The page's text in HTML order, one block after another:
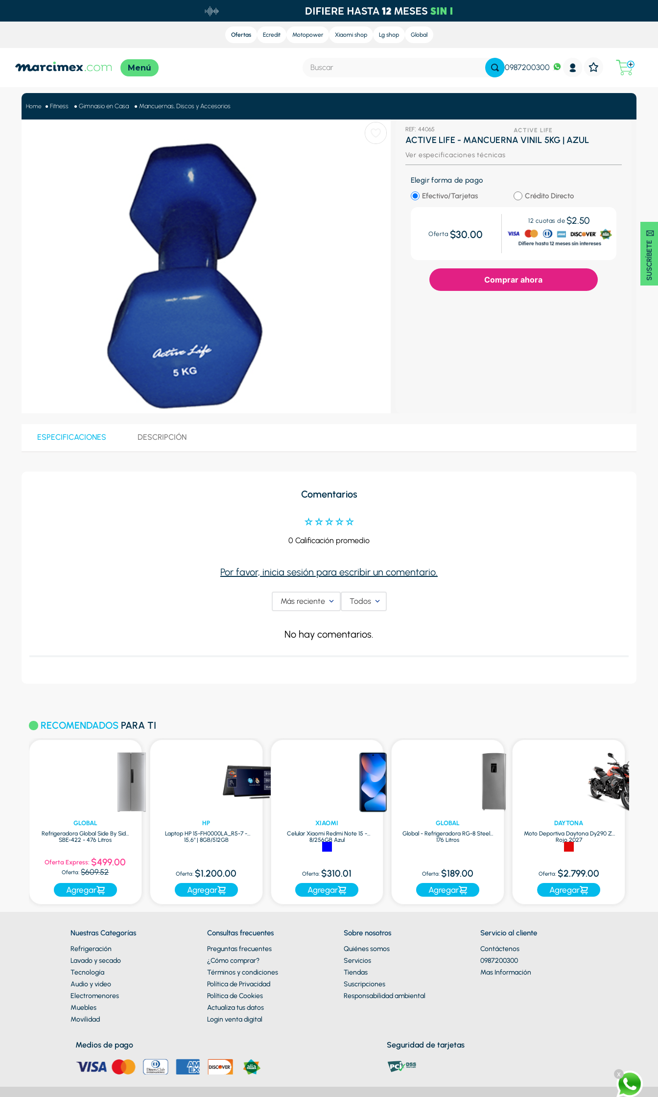
Ofertas Ecredit Motopower Xiaomi shop Lg shop Global
0987200300
SUSCRÍBETE 🖂
x
Fitness Gimnasio en Casa Mancuernas, Discos y Accesorios
: 44065 ACTIVE LIFE
ACTIVE LIFE - MANCUERNA VINIL 5KG | AZUL
Ver especificaciones técnicas
Elegir forma de pago
Efectivo/Tarjetas
Crédito Directo
Oferta $30.00
12 cuotas de $2.50
Comprar ahora
ESPECIFICACIONES DESCRIPCIÓN
Comentarios
☆☆☆☆☆
0 Calificación promedio
Por favor, inicia sesión para escribir un comentario.
Más reciente Todos
No hay comentarios.
RECOMENDADOS PARA TI
GLOBAL
Refrigeradora Global Side By Side
SBE-422 - 476 Litros
Oferta Express: $499.00
Oferta: $609.52
Agregar
HP
Laptop HP 15-FH0000LA_R5-7 -
15,6" | 8GB/512GB
Oferta: $1.200.00
Agregar
XIAOMI
Celular Xiaomi Redmi Note 15 -
8/256GB Azul
Oferta: $310.01
Agregar
GLOBAL
Global - Refrigeradora RG-8 Steel |
176 Litros
Oferta: $189.00
Agregar
DAYTONA
Moto Deportiva Daytona Dy290 Zr
Rojo 2027
Oferta: $2.799.00
Agregar
Nuestras Categorías
Refrigeración
Lavado y secado
Tecnología
Audio y video
Electromenores
Muebles
Movilidad
Consultas frecuentes
Preguntas frecuentes
¿Cómo comprar?
Términos y condiciones
Política de Privacidad
Política de Cookies
Actualiza tus datos
Login venta digital
Sobre nosotros
Quiénes somos
Servicios
Tiendas
Suscripciones
Responsabilidad ambiental
Servicio al cliente
Contáctenos
0987200300
Mas Información
Medios de pago Seguridad de tarjetas
motos
2.
england sound
england sound pro
5.
refrigeradora
cocina
congelador